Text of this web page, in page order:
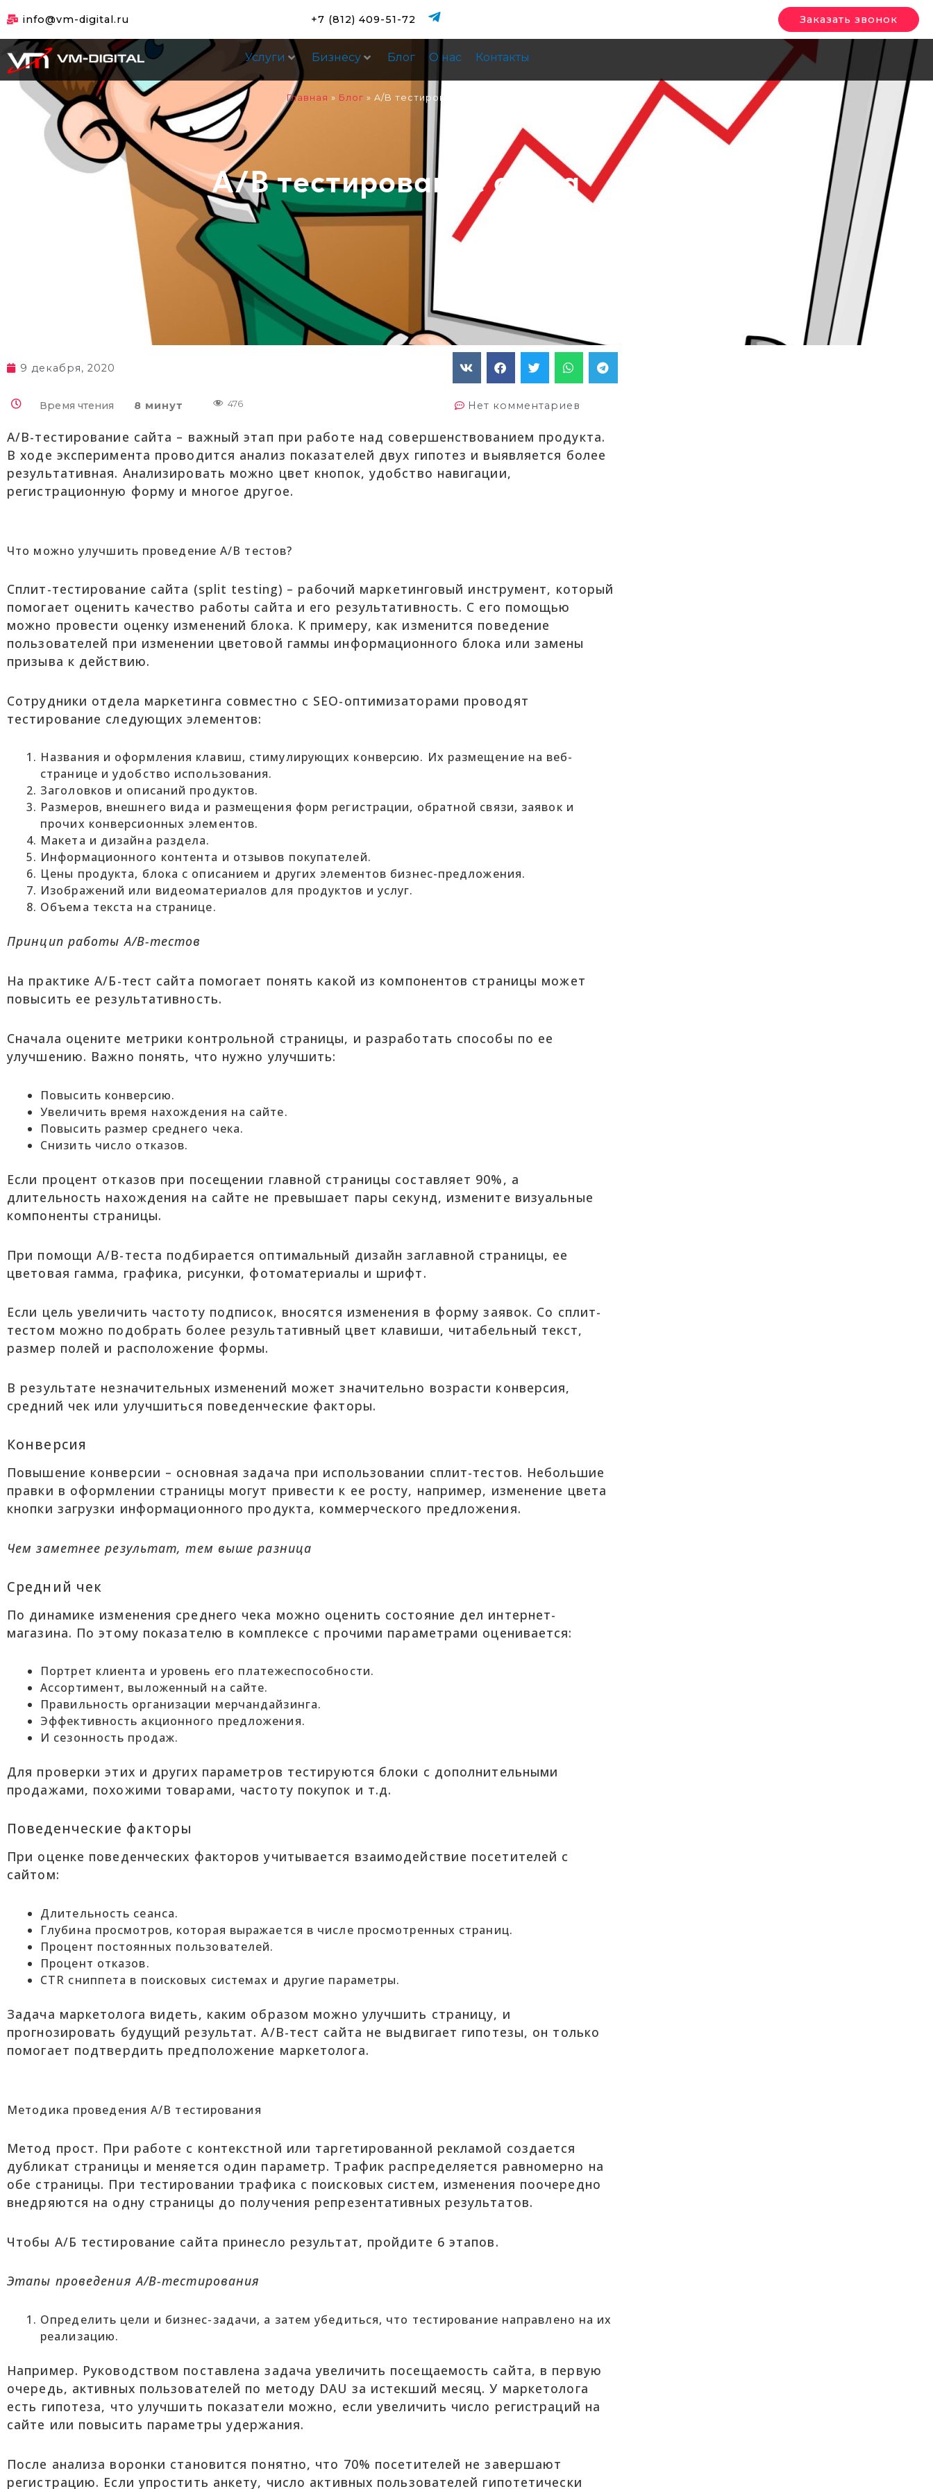
содержимому
info@vm-digital.ru +7 (812) 409-51-72 Заказать звонок
Услуги Бизнесу Блог О нас Контакты
Главная » Блог » A/B тестирование сайта
A/B тестирование сайта
9 декабря, 2020
Время чтения 8 минут 476 Нет комментариев
A/B-тестирование сайта – важный этап при работе над совершенствованием продукта.
В ходе эксперимента проводится анализ показателей двух гипотез и выявляется более
результативная. Анализировать можно цвет кнопок, удобство навигации,
регистрационную форму и многое другое.
Что можно улучшить проведение A/B тестов?
Сплит-тестирование сайта (split testing) – рабочий маркетинговый инструмент, который
помогает оценить качество работы сайта и его результативность. С его помощью
можно провести оценку изменений блока. К примеру, как изменится поведение
пользователей при изменении цветовой гаммы информационного блока или замены
призыва к действию.
Сотрудники отдела маркетинга совместно с SEO-оптимизаторами проводят
тестирование следующих элементов:
Названия и оформления клавиш, стимулирующих конверсию. Их размещение на веб-
странице и удобство использования.
Заголовков и описаний продуктов.
Размеров, внешнего вида и размещения форм регистрации, обратной связи, заявок и
прочих конверсионных элементов.
Макета и дизайна раздела.
Информационного контента и отзывов покупателей.
Цены продукта, блока с описанием и других элементов бизнес-предложения.
Изображений или видеоматериалов для продуктов и услуг.
Объема текста на странице.
Принцип работы А/В-тестов
На практике А/Б-тест сайта помогает понять какой из компонентов страницы может
повысить ее результативность.
Сначала оцените метрики контрольной страницы, и разработать способы по ее
улучшению. Важно понять, что нужно улучшить:
Повысить конверсию.
Увеличить время нахождения на сайте.
Повысить размер среднего чека.
Снизить число отказов.
Если процент отказов при посещении главной страницы составляет 90%, а
длительность нахождения на сайте не превышает пары секунд, измените визуальные
компоненты страницы.
При помощи А/В-теста подбирается оптимальный дизайн заглавной страницы, ее
цветовая гамма, графика, рисунки, фотоматериалы и шрифт.
Если цель увеличить частоту подписок, вносятся изменения в форму заявок. Со сплит-
тестом можно подобрать более результативный цвет клавиши, читабельный текст,
размер полей и расположение формы.
В результате незначительных изменений может значительно возрасти конверсия,
средний чек или улучшиться поведенческие факторы.
Конверсия
Повышение конверсии – основная задача при использовании сплит-тестов. Небольшие
правки в оформлении страницы могут привести к ее росту, например, изменение цвета
кнопки загрузки информационного продукта, коммерческого предложения.
Чем заметнее результат, тем выше разница
Средний чек
По динамике изменения среднего чека можно оценить состояние дел интернет-
магазина. По этому показателю в комплексе с прочими параметрами оценивается:
Портрет клиента и уровень его платежеспособности.
Ассортимент, выложенный на сайте.
Правильность организации мерчандайзинга.
Эффективность акционного предложения.
И сезонность продаж.
Для проверки этих и других параметров тестируются блоки с дополнительными
продажами, похожими товарами, частоту покупок и т.д.
Поведенческие факторы
При оценке поведенческих факторов учитывается взаимодействие посетителей с
сайтом:
Длительность сеанса.
Глубина просмотров, которая выражается в числе просмотренных страниц.
Процент постоянных пользователей.
Процент отказов.
CTR сниппета в поисковых системах и другие параметры.
Задача маркетолога видеть, каким образом можно улучшить страницу, и
прогнозировать будущий результат. А/В-тест сайта не выдвигает гипотезы, он только
помогает подтвердить предположение маркетолога.
Методика проведения A/B тестирования
Метод прост. При работе с контекстной или таргетированной рекламой создается
дубликат страницы и меняется один параметр. Трафик распределяется равномерно на
обе страницы. При тестировании трафика с поисковых систем, изменения поочередно
внедряются на одну страницы до получения репрезентативных результатов.
Чтобы А/Б тестирование сайта принесло результат, пройдите 6 этапов.
Этапы проведения А/В-тестирования
Определить цели и бизнес-задачи, а затем убедиться, что тестирование направлено на их
реализацию.
Например. Руководством поставлена задача увеличить посещаемость сайта, в первую
очередь, активных пользователей по методу DAU за истекший месяц. У маркетолога
есть гипотеза, что улучшить показатели можно, если увеличить число регистраций на
сайте или повысить параметры удержания.
После анализа воронки становится понятно, что 70% посетителей не завершают
регистрацию. Если упростить анкету, число активных пользователей гипотетически